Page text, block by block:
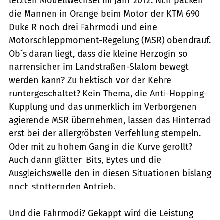
die Mannen in Orange beim Motor der KTM 690
Duke R noch drei Fahrmodi und eine
Motorschleppmoment-Regelung (MSR) obendrauf.
Ob´s daran liegt, dass die kleine Herzogin so
narrensicher im Landstraßen-Slalom bewegt
werden kann? Zu hektisch vor der Kehre
runtergeschaltet? Kein Thema, die Anti-Hopping-
Kupplung und das unmerklich im Verborgenen
agierende MSR übernehmen, lassen das Hinterrad
erst bei der allergröbsten Verfehlung stempeln.
Oder mit zu hohem Gang in die Kurve gerollt?
Auch dann glätten Bits, Bytes und die
Ausgleichswelle den in diesen Situationen bislang
noch stotternden Antrieb.
Und die Fahrmodi? Gekappt wird die Leistung